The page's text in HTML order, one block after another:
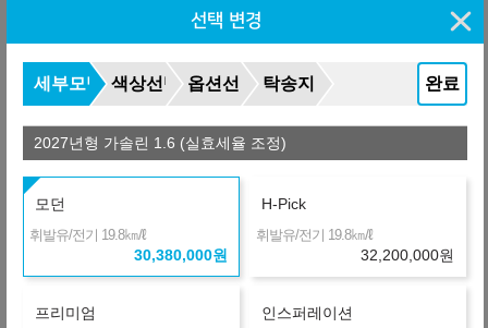
A 월 454,740
B 금융사
장기렌터카
월 486,420
+1,140,480
36개월 선수+보증금
L
온라인 비교
514,500
+2,151,360
36개월 선수+보증금9,114,000
D 금융사 535,185
선택 변경
세부모델 색상선택 옵션선택 탁송지역 완료
2027년형 가솔린 1.6 (실효세율 조정)
모던
휘발유/전기 19.8㎞/ℓ
30,380,000원
H-Pick
휘발유/전기 19.8㎞/ℓ
32,200,000원
프리미엄 인스퍼레이션